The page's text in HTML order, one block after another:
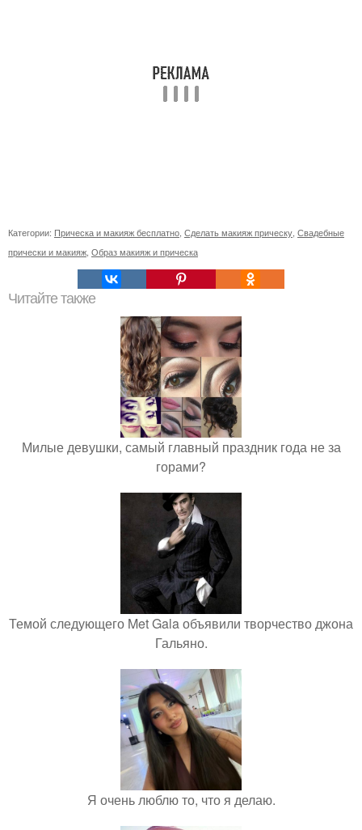
Категории: Прическа и макияж бесплатно Сделать макияж прическу Свадебные
прически и макияж Образ макияж и прическа
Читайте также
Милые девушки, самый главный праздник года не за
горами?
Темой следующего Met Gala объявили творчество джона
Гальяно.
Я очень люблю то, что я делаю.